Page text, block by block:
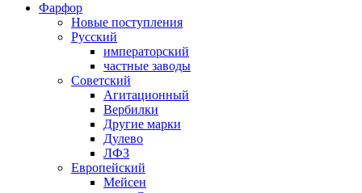
Фарфор
Новые поступления
Русский
императорский
частные заводы
Советский
Агитационный
Вербилки
Другие марки
Дулево
ЛФЗ
Европейский
Мейсен